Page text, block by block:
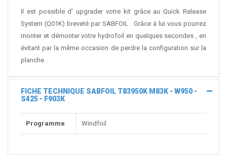
Il est possible d' upgrader votre kit grâce au Quick Release
System (Q01K) breveté par SABFOIL . Grâce à lui vous pourrez
monter et démonter votre hydrofoil en quelques secondes , en
évitant par la même occasion de perdre la configuration sur la
planche .
FICHE TECHNIQUE SABFOIL T83950K M83K - W950 -
S425 - F903K
Programme Windfoil